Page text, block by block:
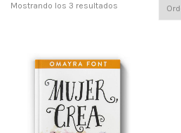
Mostrando los 3 resultados